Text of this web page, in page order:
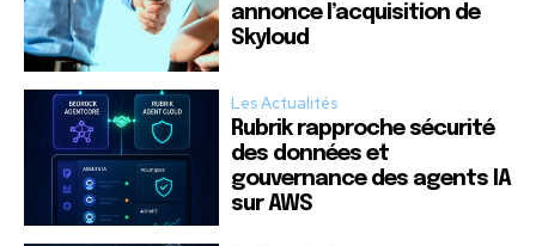
annonce l’acquisition de
Skyloud
Les Actualités
Rubrik rapproche sécurité
des données et
gouvernance des agents IA
sur AWS